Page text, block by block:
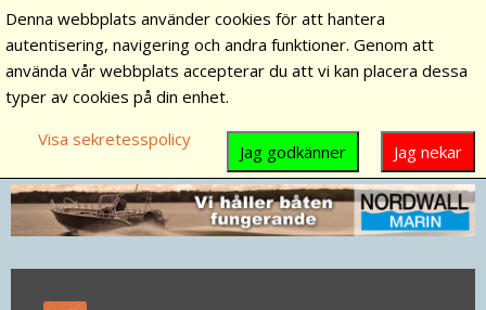
Denna webbplats använder cookies för att hantera
autentisering, navigering och andra funktioner. Genom att
använda vår webbplats accepterar du att vi kan placera dessa
typer av cookies på din enhet.
Visa sekretesspolicy
Jag nekar
Jag godkänner